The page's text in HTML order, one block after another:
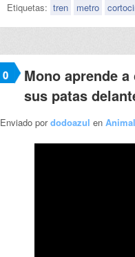
Etiquetas: tren metro
0
Mono aprende
sus patas
Enviado pordodoazul en